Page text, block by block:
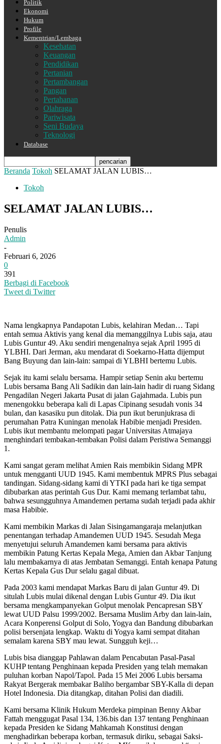
Politik
Ekonomi
Hukum
Profile
Kementrian/Lembaga
Kesehatan
Keuangan
Pendidikan
Pertanian
Pertambangan
Pangan
Pertahanan
Olahraga
Pariwisata
Seni Budaya
Teknologi
Database
Beranda Tokoh SELAMAT JALAN LUBIS…
Tokoh
SELAMAT JALAN LUBIS…
Penulis
Admin
-
Februari 6, 2026
0
391
Berbagi di Facebook
Tweet di Twitter
Nama lengkapnya Pandapotan Lubis, kelahiran Medan… Tapi
entah semua Aktivis yang kenal dia memanggilnya Lubis saja, atau
Lubis Guntur 49. Aku sendiri mengenalnya sejak April 1995 di
YLBHI. Dari Jerman, aku mendarat di Soekarno-Hatta dijemput
Bang Buyung dan lain-lain: sampai di YLBHI bertemu Lubis.
Sejak itu kami selalu bersama. Hampir setiap Senin aku bertemu
Lubis bersama Bang Ali Sadikin dan lain-lain hadir di ruang Sidang
Pengadilan Negeri Jakarta Pusat di jalan Gajahmada. Lubis pun
menengokku beberapa kali di Lapas Cipinang sesudah vonis 34
bulan, dan kasasiku pun ditolak. Dia pun ikut berunjukrasa di
perumahan Patra Kuningan menolak Habibie menjadi Presiden.
Lubis ikut membantu melompati pagar Universitas Atmajaya
menghindari tembakan-tembakan Polisi dalam Peristiwa Semanggi
1.
Kami sangat geram melihat Amien Rais membikin Sidang MPR
untuk mengganti UUD 1945. Kami membentuk MPRS Plus sebagai
tandingan. Sidang-sidang kami di YTKI pada hari ke tiga sempat
dibubarkan atas perintah Gus Dur. Kami memang terlambat tahu,
bahwa sesungguhnya Amandemen pertama sudah terjadi pada akhir
masa Habibie.
Kami membikin Markas di Jalan Sisingamangaraja melanjutkan
penentangan terhadap Amandemen UUD 1945. Sesudah Mega
menyetujui seluruh Amandemen kami bersama para aktivis
membikin Patung Kertas Kepala Mega, Amien dan Akbar Tanjung
lalu membakarnya di atas Jembatan Semanggi. Entah kenapa Patung
Kertas Kepala Gus Dur selalu gagal dibuat.
Pada 2003 kami mendapat Markas Baru di jalan Guntur 49. Di
situlah Lubis mulai dikenal dengan Lubis Guntur 49. Dia ikut
bersama mengkampanyekan Golput menolak Pencapresan SBY
lewat UUD Palsu 1999/2002. Bersama Muslim Arby dan lain-lain,
Acara Konperensi Golput di Solo, Yogya dan Bandung dibubarkan
polisi bersenjata lengkap. Waktu di Yogya kami sempat ditahan
semalam karena SBY mau lewat. Sungguh keji…
Lubis bisa dianggap Pahlawan dalam Pencabutan Pasal-Pasal
KUHP tentang Penghinaan kepada Presiden yang telah memakan
puluhan korban Napol/Tapol. Pada 15 Mei 2006 Lubis bersama
Rakyat Bergerak membakar Baliho bergambar SBY-Kalla di depan
Hotel Indonesia. Dia ditangkap, ditahan Polisi dan diadili.
Kami bersama Klinik Hukum Merdeka pimpinan Benny Akbar
Fattah menggugat Pasal 134, 136.bis dan 137 tentang Penghinaan
kepada Presiden ke Sidang Mahkamah Konstitusi dengan
menghadirkan beberapa korban, termasuk diriku, sebagai Saksi-